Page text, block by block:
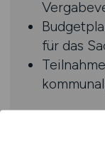
für das